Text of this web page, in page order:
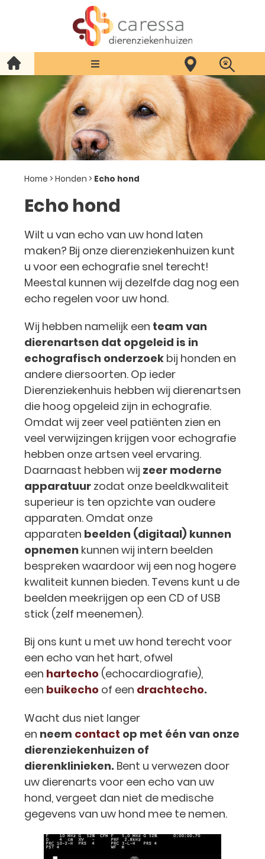
Home > Honden > Echo hond
Echo hond
Wilt u van echo van uw hond laten
maken? Bij onze dierenziekenhuizen kunt
u voor een echografie snel terecht!
Meestal kunnen wij dezelfde dag nog een
echo regelen voor uw hond.
Wij hebben namelijk een team van
dierenartsen dat opgeleid is in
echografisch onderzoek bij honden en
andere diersoorten. Op ieder
Dierenziekenhuis hebben wij dierenartsen
die hoog opgeleid zijn in echografie.
Omdat wij zeer veel patiënten zien en
veel verwijzingen krijgen voor echografie
hebben onze artsen veel ervaring.
Daarnaast hebben wij zeer moderne
apparatuur zodat onze beeldkwaliteit
superieur is ten opzichte van oudere
apparaten. Omdat onze
apparaten beelden (digitaal) kunnen
opnemen kunnen wij intern beelden
bespreken waardoor wij een nog hogere
kwaliteit kunnen bieden. Tevens kunt u de
beelden meekrijgen op een CD of USB
stick (zelf meenemen).
Bij ons kunt u met uw hond terecht voor
een echo van het hart, ofwel
een hartecho (echocardiografie),
een buikecho of een drachtecho.
Wacht dus niet langer
en neem contact op met één van onze
dierenziekenhuizen of
dierenklinieken. Bent u verwezen door
uw dierenarts voor een echo van uw
hond, vergeet dan niet de medische
gegevens van uw hond mee te nemen.